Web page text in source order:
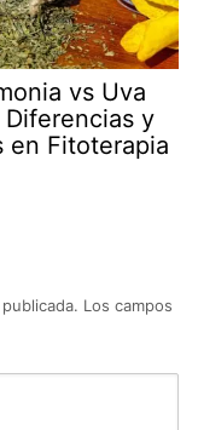
vs Uva
Diferencias y
en Fitoterapia
Los campos